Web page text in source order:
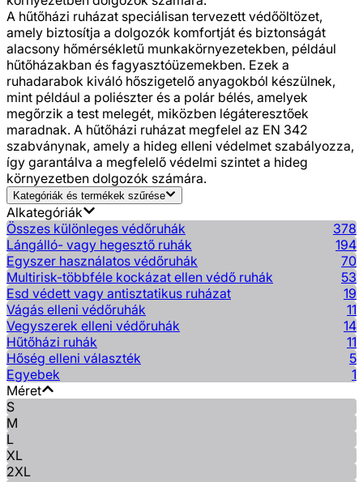
A hűtőházi ruházat speciálisan tervezett védőöltözet,
amely biztosítja a dolgozók komfortját és biztonságát
alacsony hőmérsékletű munkakörnyezetekben, például
hűtőházakban és fagyasztóüzemekben. Ezek a
ruhadarabok kiváló hőszigetelő anyagokból készülnek,
mint például a poliészter és a polár bélés, amelyek
megőrzik a test melegét, miközben légáteresztőek
maradnak. A hűtőházi ruházat megfelel az EN 342
szabványnak, amely a hideg elleni védelmet szabályozza,
így garantálva a megfelelő védelmi szintet a hideg
környezetben dolgozók számára.
Kategóriák és termékek szűrése
Alkategóriák
Összes különleges védőruhák
378
Lángálló- vagy hegesztő ruhák
194
Egyszer használatos védőruhák
70
Multirisk-többféle kockázat ellen védő ruhák
53
Esd védett vagy antisztatikus ruházat
19
Vágás elleni védőruhák
11
Vegyszerek elleni védőruhák
14
Hűtőházi ruhák
11
Hőség elleni választék
5
Egyebek
1
Méret
S
M
L
XL
2XL